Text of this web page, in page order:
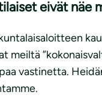
eivät näe
meiltä
vastinetta.